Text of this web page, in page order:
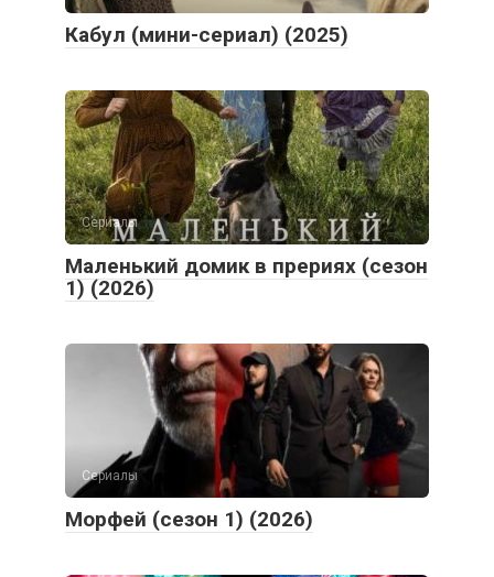
Кабул (мини-сериал) (2025)
Сериалы
Маленький домик в прериях (сезон
1) (2026)
Сериалы
Морфей (сезон 1) (2026)